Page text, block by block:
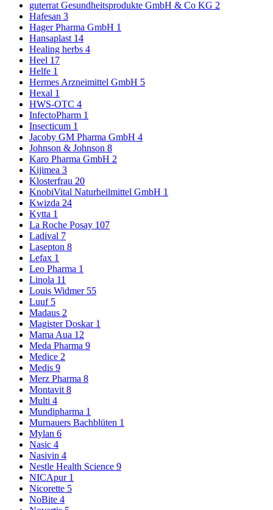
guterrat Gesundheitsprodukte GmbH & Co KG 2
Hafesan 3
Hager Pharma GmbH 1
Hansaplast 14
Healing herbs 4
Heel 17
Helfe 1
Hermes Arzneimittel GmbH 5
Hexal 1
HWS-OTC 4
InfectoPharm 1
Insecticum 1
Jacoby GM Pharma GmbH 4
Johnson & Johnson 8
Karo Pharma GmbH 2
Kijimea 3
Klosterfrau 20
KnobiVital Naturheilmittel GmbH 1
Kwizda 24
Kytta 1
La Roche Posay 107
Ladival 7
Lasepton 8
Lefax 1
Leo Pharma 1
Linola 11
Louis Widmer 55
Luuf 5
Madaus 2
Magister Doskar 1
Mama Aua 12
Meda Pharma 9
Medice 2
Medis 9
Merz Pharma 8
Montavit8
Multi 4
Mundipharma 1
Murnauers Bachblüten 1
Mylan 6
Nasic 4
Nasivin 4
Nestle Health Science 9
NICApur 1
Nicorette 5
NoBite 4